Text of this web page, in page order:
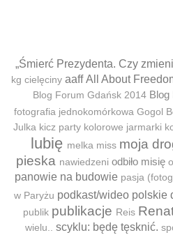
„Śmierć Prezydenta. Czy
kg cielęciny aaff All About
Blog Forum Gdańsk 2014 Blog
fotografia jednokomórkowa Gogol
Julka kicz party kolorowe jarmarki
lubię melka miss moja
pieska nawiedzeni odbiło misię
panowie na budowie pasja
w Paryżu podkast/wideo polskie
publik publikacje Reis
wielu.. scyklu: będę tęsknić.